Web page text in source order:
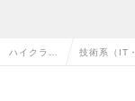
ハイクラス 技術系（IT